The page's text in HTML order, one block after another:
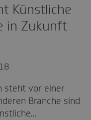
Künstliche
in Zukunft
steht vor einer
Branche sind